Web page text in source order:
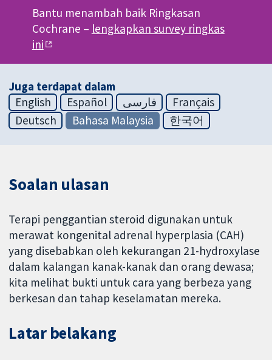
Bantu menambah baik Ringkasan
Cochrane – lengkapkan survey ringkas
ini
Juga terdapat dalam
English
Español فارسی
Français
Deutsch
Bahasa Malaysia 한국어
Soalan ulasan
Terapi penggantian steroid digunakan untuk
merawat kongenital adrenal hyperplasia (CAH)
yang disebabkan oleh kekurangan 21-hydroxylase
dalam kalangan kanak-kanak dan orang dewasa;
kita melihat bukti untuk cara yang berbeza yang
berkesan dan tahap keselamatan mereka.
Latar belakang